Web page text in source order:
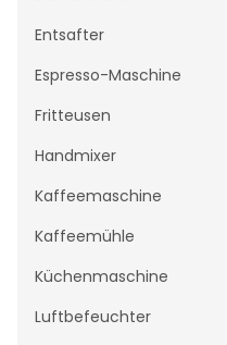
Entsafter
Espresso-Maschine
Fritteusen
Handmixer
Kaffeemaschine
Kaffeemühle
Küchenmaschine
Luftbefeuchter